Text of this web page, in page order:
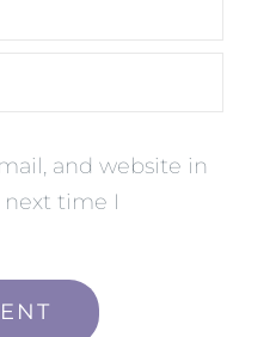
and website in
time I